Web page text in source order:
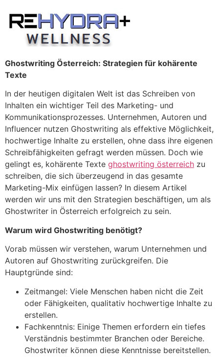
content
Ghostwriting Österreich: Strategien für kohärente
Texte
In der heutigen digitalen Welt ist das Schreiben von
Inhalten ein wichtiger Teil des Marketing- und
Kommunikationsprozesses. Unternehmen, Autoren und
Influencer nutzen Ghostwriting als effektive Möglichkeit,
hochwertige Inhalte zu erstellen, ohne dass ihre eigenen
Schreibfähigkeiten gefragt werden müssen. Doch wie
gelingt es, kohärente Texte ghostwriting österreich zu
schreiben, die sich überzeugend in das gesamte
Marketing-Mix einfügen lassen? In diesem Artikel
werden wir uns mit den Strategien beschäftigen, um als
Ghostwriter in Österreich erfolgreich zu sein.
Warum wird Ghostwriting benötigt?
Vorab müssen wir verstehen, warum Unternehmen und
Autoren auf Ghostwriting zurückgreifen. Die
Hauptgründe sind:
Zeitmangel: Viele Menschen haben nicht die Zeit
oder Fähigkeiten, qualitativ hochwertige Inhalte zu
erstellen.
Fachkenntnis: Einige Themen erfordern ein tiefes
Verständnis bestimmter Branchen oder Bereiche.
Ghostwriter können diese Kenntnisse bereitstellen.